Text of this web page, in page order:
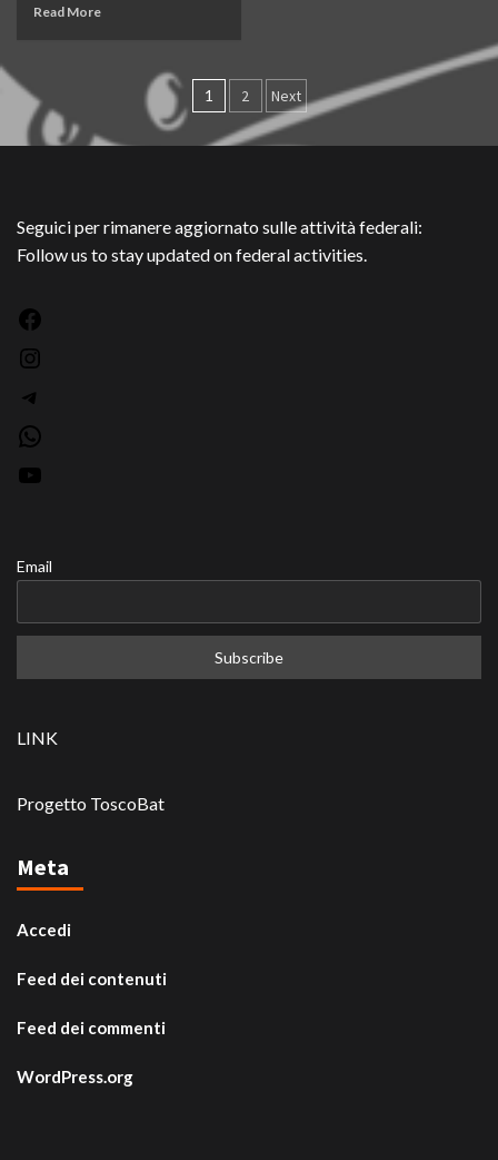
Read More
Paginazione
degli
1 2 Next
Seguici per rimanere aggiornato sulle attività federali:
Follow us to stay updated on federal activities.
Email
LINK
Progetto ToscoBat
Meta
Accedi
Feed dei contenuti
Feed dei commenti
WordPress.org